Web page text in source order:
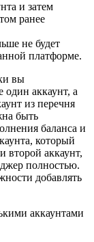
и затем
ранее
не будет
платформе.
вы
один аккаунт, а
из перечня
быть
баланса и
который
второй аккаунт,
полностью.
добавлять
аккаунтами